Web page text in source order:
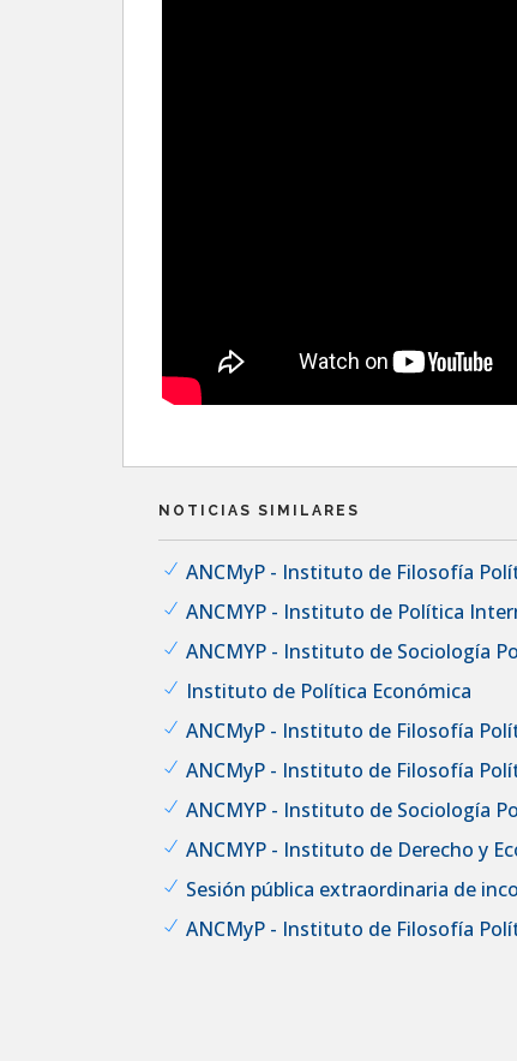
NOTICIAS SIMILARES
ANCMyP - Instituto de Filosofía
ANCMYP - Instituto de Política
ANCMYP - Instituto de Sociología
Instituto de Política Económica
ANCMyP - Instituto de Filosofía
ANCMyP - Instituto de Filosofía
ANCMYP - Instituto de Sociología
ANCMYP - Instituto de Derecho y
Sesión pública extraordinaria de
ANCMyP - Instituto de Filosofía